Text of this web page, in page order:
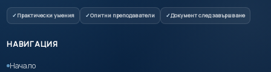
Практически умения Опитни преподаватели Документ след завършване
НАВИГАЦИЯ
Начало